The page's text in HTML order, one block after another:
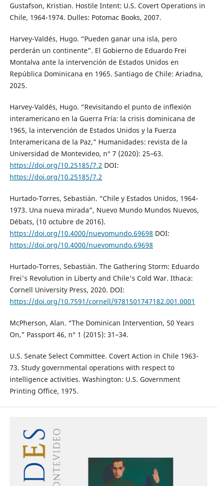
Gustafson, Kristian. Hostile Intent: U.S. Covert Operations in
Chile, 1964-1974. Dulles: Potomac Books, 2007.
Harvey-Valdés, Hugo. “Pueden ganar una isla, pero
perderán un continente”. El Gobierno de Eduardo Frei
Montalva ante la intervención de Estados Unidos en
República Dominicana en 1965. Santiago de Chile: Ariadna,
2025.
Harvey-Valdés, Hugo. “Revisitando el punto de inflexión
interamericano en la Guerra Fría: la crisis dominicana de
1965, la intervención de Estados Unidos y la Fuerza
Interamericana de la Paz,” Humanidades: revista de la
Universidad de Montevideo, n° 7 (2020): 25–63.
https://doi.org/10.25185/7.2 DOI:
https://doi.org/10.25185/7.2
Hurtado-Torres, Sebastián. “Chile y Estados Unidos, 1964-
1973. Una nueva mirada”, Nuevo Mundo Mundos Nuevos,
Débats, (10 octubre de 2016).
https://doi.org/10.4000/nuevomundo.69698 DOI:
https://doi.org/10.4000/nuevomundo.69698
Hurtado-Torres, Sebastián. The Gathering Storm: Eduardo
Frei's Revolution in Liberty and Chile's Cold War. Ithaca:
Cornell University Press, 2020. DOI:
https://doi.org/10.7591/cornell/9781501747182.001.0001
McPherson, Alan. “The Dominican Intervention, 50 Years
On,” Passport 46, n° 1 (2015): 31–34.
U.S. Senate Select Committee. Covert Action in Chile 1963-
73. Study governmental operations with respect to
intelligence activities. Washington: U.S. Government
Printing Office, 1975.